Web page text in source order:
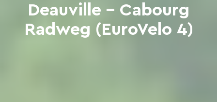
Deauville - Cabourg
Radweg (EuroVelo 4)